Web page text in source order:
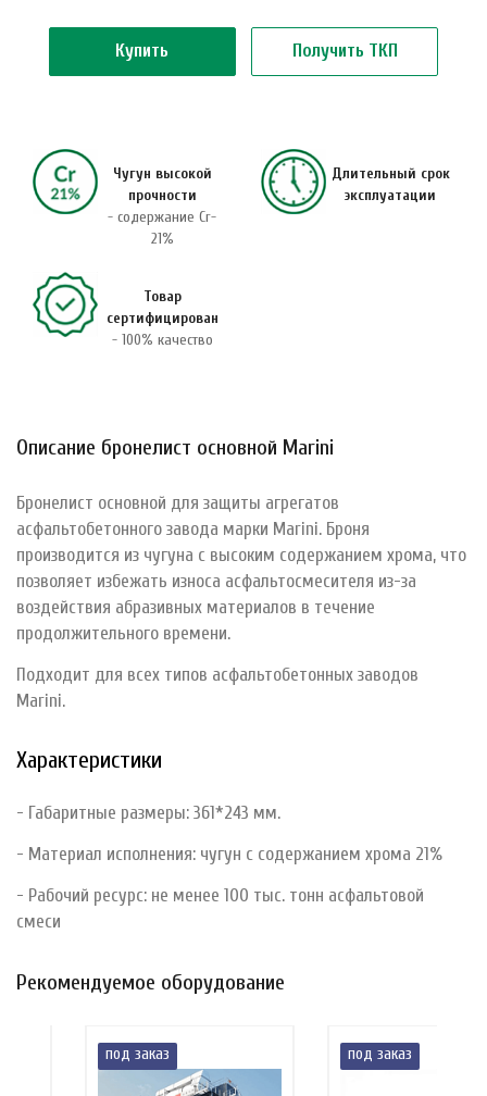
Купить Получить ТКП
Чугун высокой
прочности
- содержание Cr-
21%
Длительный срок
эксплуатации
Товар
сертифицирован
- 100% качество
Описание бронелист основной Marini
Бронелист основной для защиты агрегатов
асфальтобетонного завода марки Marini. Броня
производится из чугуна с высоким содержанием хрома, что
позволяет избежать износа асфальтосмесителя из-за
воздействия абразивных материалов в течение
продолжительного времени.
Подходит для всех типов асфальтобетонных заводов
Marini.
Характеристики
- Габаритные размеры: 361*243 мм.
- Материал исполнения: чугун с содержанием хрома 21%
- Рабочий ресурс: не менее 100 тыс. тонн асфальтовой
смеси
Рекомендуемое оборудование
под заказ под заказ